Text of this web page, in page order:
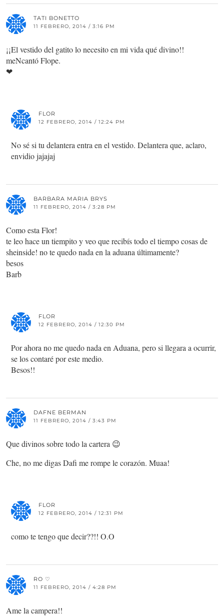
TATI BONETTO
11 FEBRERO, 2014 / 3:16 PM
¡¡El vestido del gatito lo necesito en mi vida qué divino!!
meNcantó Flope.
❤
FLOR
12 FEBRERO, 2014 / 12:24 PM
No sé si tu delantera entra en el vestido. Delantera que, aclaro,
envidio jajajaj
BARBARA MARIA BRYS
11 FEBRERO, 2014 / 3:28 PM
Como esta Flor!
te leo hace un tiempito y veo que recibís todo el tiempo cosas de
sheinside! no te quedo nada en la aduana últimamente?
besos
Barb
FLOR
12 FEBRERO, 2014 / 12:30 PM
Por ahora no me quedo nada en Aduana, pero si llegara a ocurrir,
se los contaré por este medio.
Besos!!
DAFNE BERMAN
11 FEBRERO, 2014 / 3:43 PM
Que divinos sobre todo la cartera 😉
Che, no me digas Dafi me rompe le corazón. Muaa!
FLOR
12 FEBRERO, 2014 / 12:31 PM
como te tengo que decir??!! O.O
RO ♡
11 FEBRERO, 2014 / 4:28 PM
Ame la campera!!